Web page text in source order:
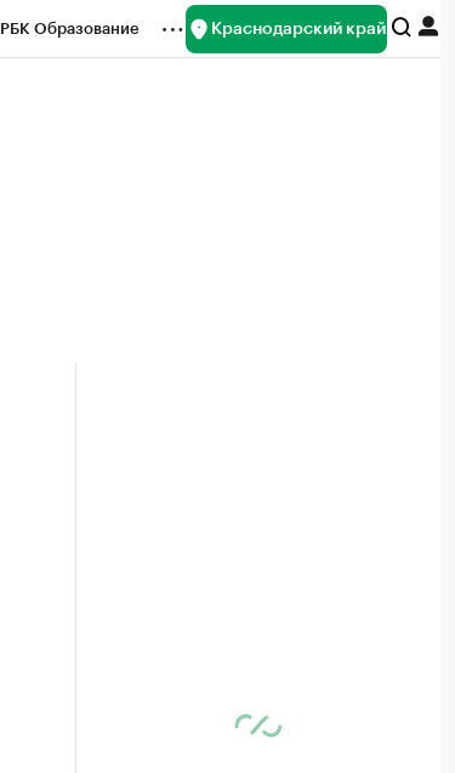
РБК Образование Краснодарский край